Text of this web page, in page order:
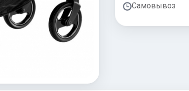
Самовывоз